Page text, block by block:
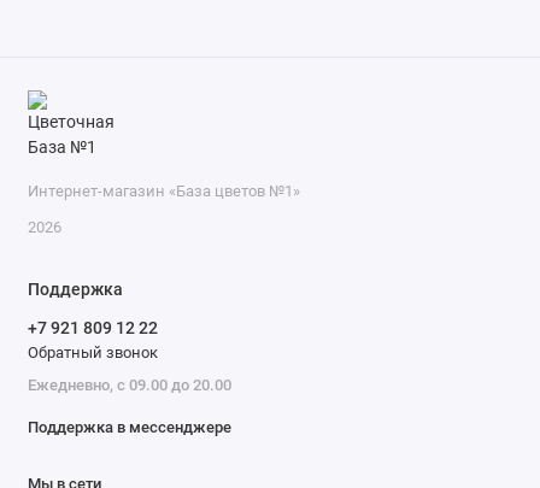
Интернет-магазин «База цветов №1»
2026
Поддержка
+7 921 809 12 22
Обратный звонок
Ежедневно, с 09.00 до 20.00
Поддержка в мессенджере
Мы в сети